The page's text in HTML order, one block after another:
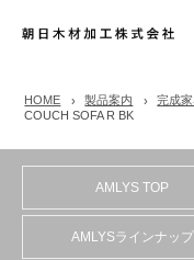
HOME 製品案内 完成
COUCH SOFA R BK
AMLYS TOP
AMLYSラインナップ